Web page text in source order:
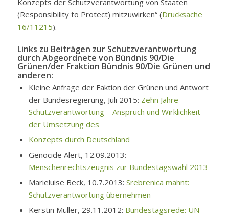
(Responsibility to Protect) mitzuwirken“ (Drucksache
16/11215).
Links zu Beiträgen zur Schutzverantwortung
durch Abgeordnete von Bündnis 90/Die
Grünen/der Fraktion Bündnis 90/Die Grünen und
anderen:
Kleine Anfrage der Faktion der Grünen und Antwort
der Bundesregierung, Juli 2015: Zehn Jahre
Schutzverantwortung – Anspruch und Wirklichkeit
der Umsetzung des
Konzepts durch Deutschland
Genocide Alert, 12.09.2013:
Menschenrechtszeugnis zur Bundestagswahl 2013
Marieluise Beck, 10.7.2013: Srebrenica mahnt:
Schutzverantwortung übernehmen
Kerstin Müller, 29.11.2012: Bundestagsrede: UN-